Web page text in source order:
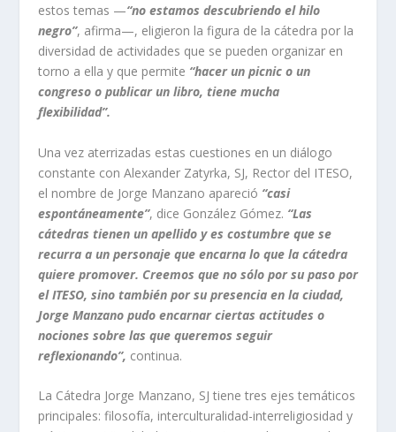
estos temas —“no estamos descubriendo el hilo
negro”, afirma—, eligieron la figura de la cátedra por la
diversidad de actividades que se pueden organizar en
torno a ella y que permite “hacer un picnic o un
congreso o publicar un libro, tiene mucha
flexibilidad”.
Una vez aterrizadas estas cuestiones en un diálogo
constante con Alexander Zatyrka, SJ, Rector del ITESO,
el nombre de Jorge Manzano apareció “casi
espontáneamente”, dice González Gómez. “Las
cátedras tienen un apellido y es costumbre que se
recurra a un personaje que encarna lo que la cátedra
quiere promover. Creemos que no sólo por su paso por
el ITESO, sino también por su presencia en la ciudad,
Jorge Manzano pudo encarnar ciertas actitudes o
nociones sobre las que queremos seguir
reflexionando”, continua.
La Cátedra Jorge Manzano, SJ tiene tres ejes temáticos
principales: filosofía, interculturalidad-interreligiosidad y